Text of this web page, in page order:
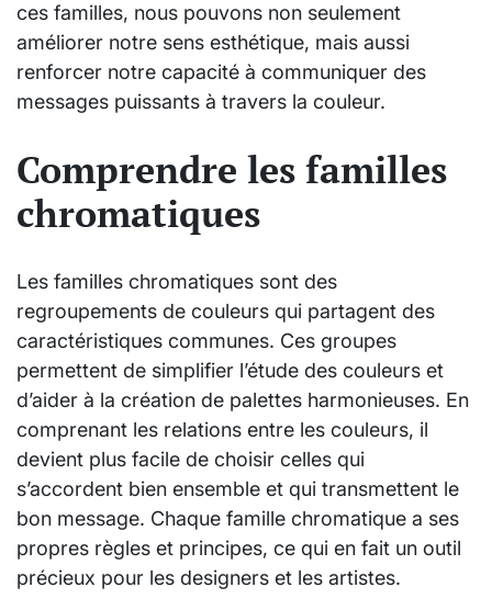
ces familles, nous pouvons non seulement
améliorer notre sens esthétique, mais aussi
renforcer notre capacité à communiquer des
messages puissants à travers la couleur.
Comprendre les familles
chromatiques
Les familles chromatiques sont des
regroupements de couleurs qui partagent des
caractéristiques communes. Ces groupes
permettent de simplifier l’étude des couleurs et
d’aider à la création de palettes harmonieuses. En
comprenant les relations entre les couleurs, il
devient plus facile de choisir celles qui
s’accordent bien ensemble et qui transmettent le
bon message. Chaque famille chromatique a ses
propres règles et principes, ce qui en fait un outil
précieux pour les designers et les artistes.